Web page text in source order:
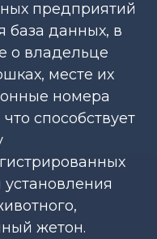
предприятий
база данных, в
о владельце
месте их
номера
способствует
жетон.